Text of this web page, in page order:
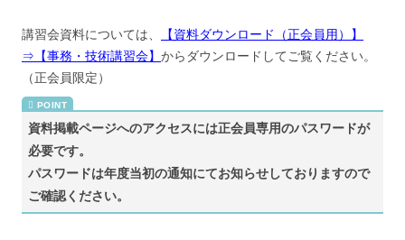
講習会資料については、
【資料ダウンロード（正会員用）】
⇒【事務・技術講習会】 からダウンロードしてご覧ください。
（正会員限定）
資料掲載ページへのアクセスには正会員専用のパスワードが
必要です。
パスワードは年度当初の通知にてお知らせしておりますので
ご確認ください。